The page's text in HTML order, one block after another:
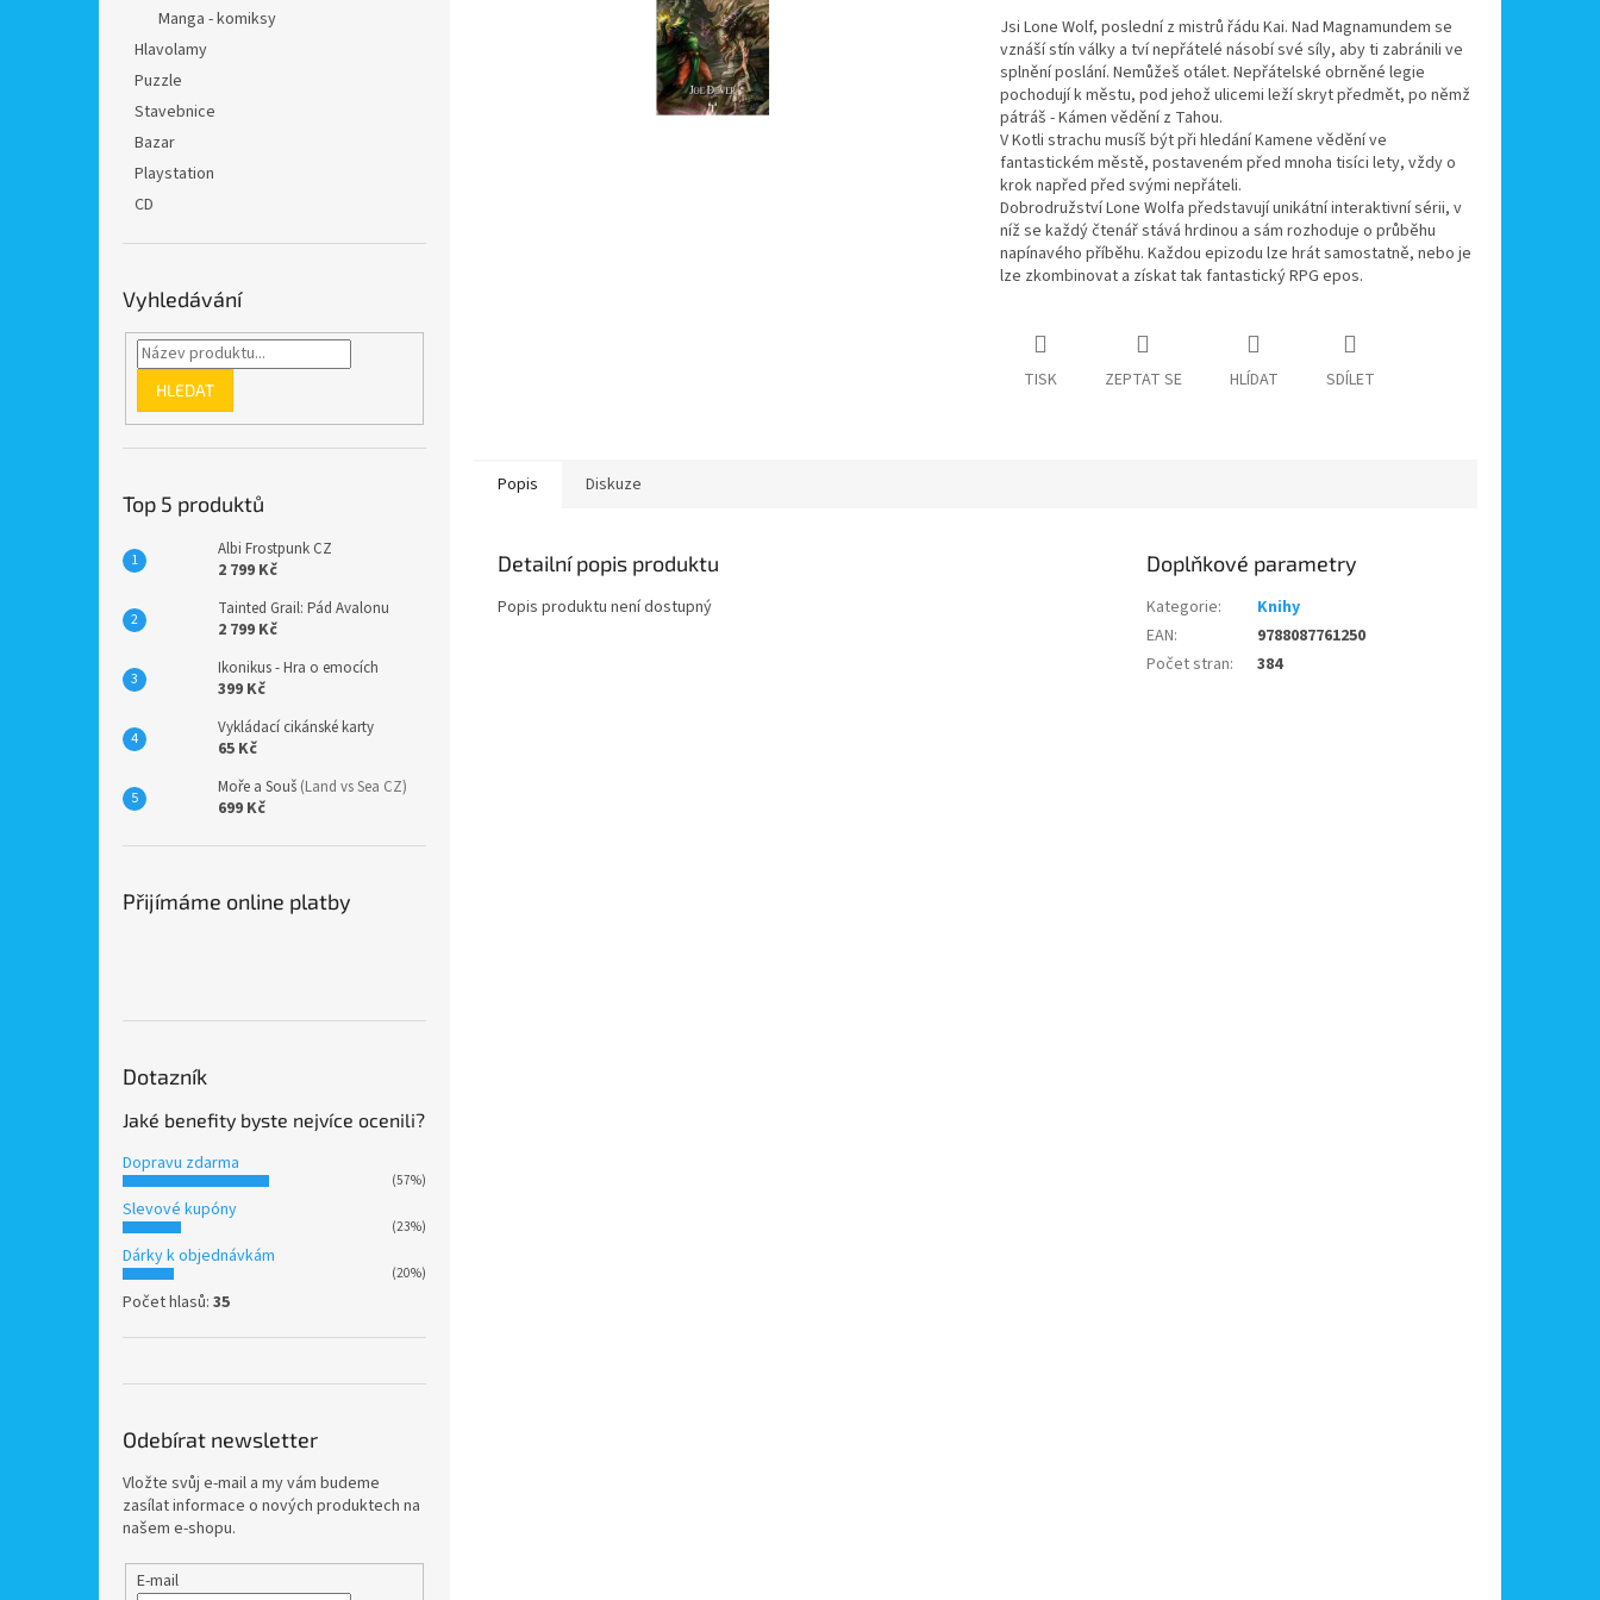
Manga - komiksy
Hlavolamy
Puzzle
Stavebnice
Bazar
Playstation
CD
Vyhledávání
HLEDAT
Top 5 produktů
Albi Frostpunk CZ
2 799 Kč
Tainted Grail: Pád Avalonu
2 799 Kč
Ikonikus - Hra o emocích
399 Kč
Vykládací cikánské karty
65 Kč
Moře a Souš (Land vs Sea CZ)
699 Kč
Přijímáme online platby
Dotazník
Jaké benefity byste nejvíce ocenili?
Dopravu zdarma
(57%)
Slevové kupóny
(23%)
Dárky k objednávkám
(20%)
Počet hlasů: 35
Odebírat newsletter
Vložte svůj e-mail a my vám budeme
zasílat informace o nových produktech na
našem e-shopu.
E-mail
Jsi Lone Wolf, poslední z mistrů řádu Kai. Nad Magnamundem se
vznáší stín války a tví nepřátelé násobí své síly, aby ti zabránili ve
splnění poslání. Nemůžeš otálet. Nepřátelské obrněné legie
pochodují k městu, pod jehož ulicemi leží skryt předmět, po němž
pátráš - Kámen vědění z Tahou.
V Kotli strachu musíš být při hledání Kamene vědění ve
fantastickém městě, postaveném před mnoha tisíci lety, vždy o
krok napřed před svými nepřáteli.
Dobrodružství Lone Wolfa představují unikátní interaktivní sérii, v
níž se každý čtenář stává hrdinou a sám rozhoduje o průběhu
napínavého příběhu. Každou epizodu lze hrát samostatně, nebo je
lze zkombinovat a získat tak fantastický RPG epos.
TISK ZEPTAT SE HLÍDAT SDÍLET
Popis Diskuze
Detailní popis produktu
Popis produktu není dostupný
Doplňkové parametry
Kategorie:
Knihy
EAN:
9788087761250
Počet stran: 384